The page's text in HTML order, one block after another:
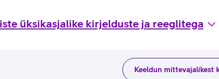
üksikasjalike kirjelduste ja reeglitega
Keeldun mittevajalikest